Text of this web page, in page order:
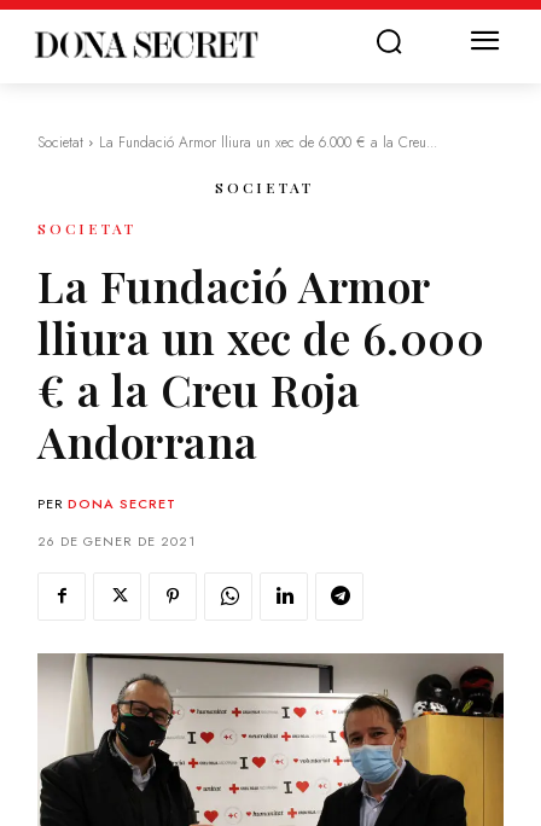
Societat La Fundació Armor lliura un xec de 6.000 € a la Creu...
SOCIETAT
SOCIETAT
La Fundació Armor
lliura un xec de 6.000
€ a la Creu Roja
Andorrana
PER DONA SECRET
26 DE GENER DE 2021